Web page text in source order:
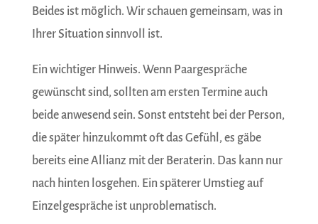
Beides ist möglich. Wir schauen gemeinsam, was in
Ihrer Situation sinnvoll ist.
Ein wichtiger Hinweis. Wenn Paargespräche
gewünscht sind, sollten am ersten Termine auch
beide anwesend sein. Sonst entsteht bei der Person,
die später hinzukommt oft das Gefühl, es gäbe
bereits eine Allianz mit der Beraterin. Das kann nur
nach hinten losgehen. Ein späterer Umstieg auf
Einzelgespräche ist unproblematisch.